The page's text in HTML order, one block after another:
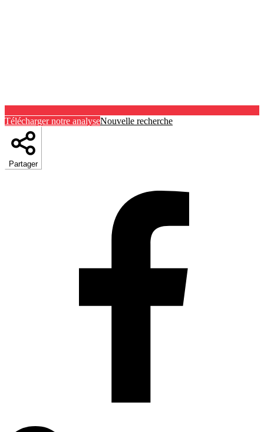
Télécharger notre analyseNouvelle recherche
Partager